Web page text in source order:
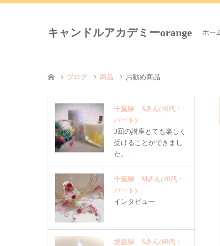
キャンドルアカデミーorange ホー
ブログ 商品 お勧め商品
千葉県 Sさん(40代・
パート)
3回の講座とても楽しく
受けることができまし
た。...
千葉県 Mさん(40代・
パート)
インタビュー
愛媛県 Sさん(60代・